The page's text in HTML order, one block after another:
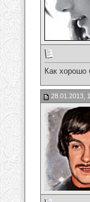
Как хорошо
28.01.2013,